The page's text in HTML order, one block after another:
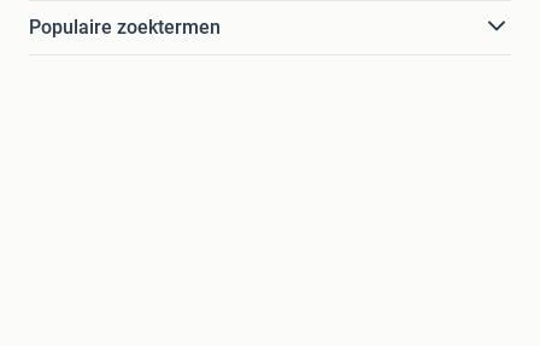
Populaire zoektermen